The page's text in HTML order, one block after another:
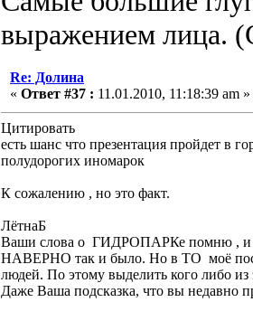
выражением лица.
Re: Долина
« Ответ #37 : 11.01.2010, 11:18:39 am »
Цитировать
есть шанс что презентация пройдет в
полудорогих иномарок
К сожалению , но это факт.
ЛётнаБ
Ваши слова о ГИДРОПАРКе помню , и
НАВЕРНО так и было. Но в ТО моё
людей. По этому выделить кого либо
Даже Ваша подсказка, что вы недавно